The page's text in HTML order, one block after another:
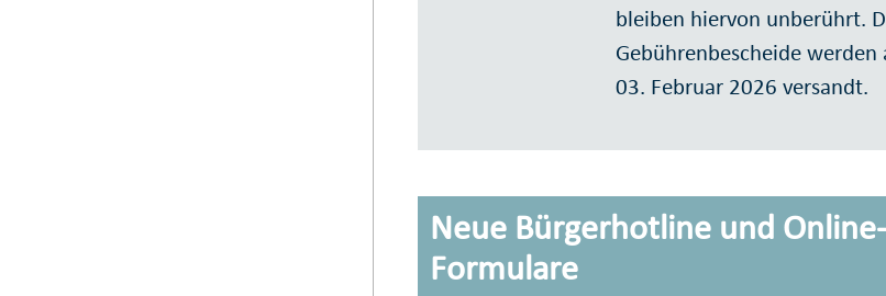
bleiben hiervon unberührt.
Gebührenbescheide werden
03. Februar 2026 versandt.
Neue Bürgerhotline und Online-
Formulare